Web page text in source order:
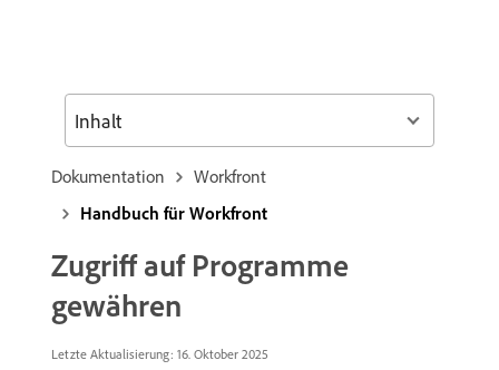
Dokumentation
Workfront
Handbuch für Workfront
Zugriff auf Programme
gewähren
Letzte Aktualisierung: 16. Oktober 2025
Inhalt